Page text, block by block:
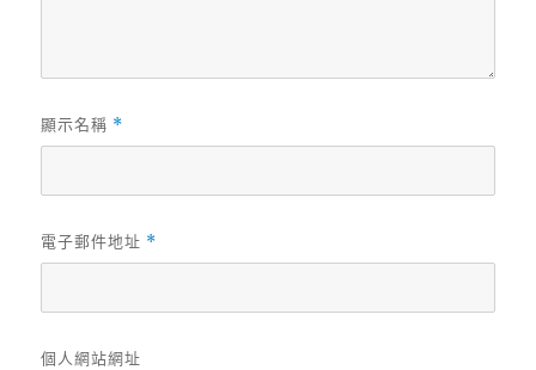
顯示名稱 *
電子郵件地址 *
個人網站網址